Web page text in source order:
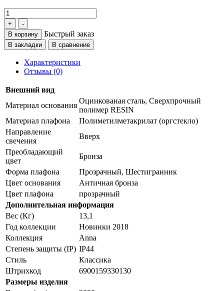
В корзину Быстрый заказ
В закладки В сравнение
Характеристики
Отзывы (0)
Внешний вид
Материал основания
Оцинкованая сталь, Сверхпрочный
полимер RESIN
Материал плафона
Полиметилметакрилат (оргстекло)
Направление
свечения
Вверх
Преобладающий
цвет
Бронза
Форма плафона
Прозрачный, Шестигранник
Цвет основания
Античная бронза
Цвет плафона
прозрачный
Дополнительная информация
Вес (Кг)
13,1
Год коллекции
Новинки 2018
Коллекция
Anna
Степень защиты (IP) IP44
Стиль
Классика
Штрихкод
6900159330130
Размеры изделия